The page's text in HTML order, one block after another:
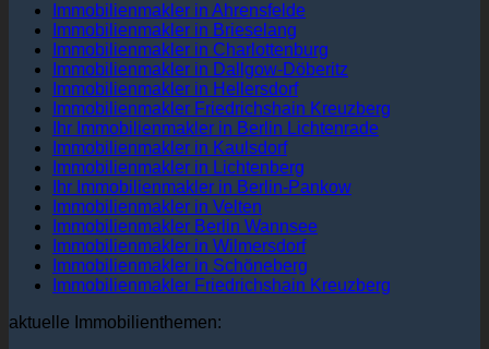
Immobilienmakler in Ahrensfelde
Immobilienmakler in Brieselang
Immobilienmakler in Charlottenburg
Immobilienmakler in Dallgow-Döberitz
Immobilienmakler in Hellersdorf
Immobilienmakler Friedrichshain Kreuzberg
Ihr Immobilienmakler in Berlin Lichtenrade
Immobilienmakler in Kaulsdorf
Immobilienmakler in Lichtenberg
Ihr Immobilienmakler in Berlin-Pankow
Immobilienmakler in Velten
Immobilienmakler Berlin Wannsee
Immobilienmakler in Wilmersdorf
Immobilienmakler in Schöneberg
Immobilienmakler Friedrichshain Kreuzberg
aktuelle Immobilienthemen: